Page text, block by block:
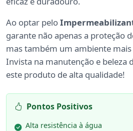
Ao optar pelo
garante não apenas a proteção
mas também um ambiente
Invista na manutenção e beleza
este produto de alta qualidade!
Pontos Positivos
Alta resistência à água